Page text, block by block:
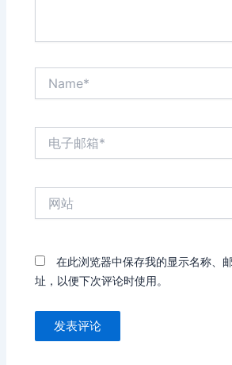
在此浏览器中保存我的显示名称、
址，以便下次评论时使用。